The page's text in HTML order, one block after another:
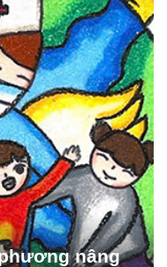
nâng